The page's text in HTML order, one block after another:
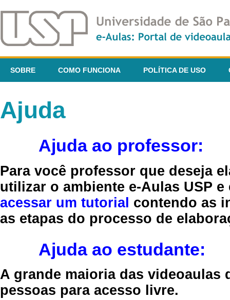
SOBRE COMO FUNCIONA POLÍTICA DE USO
Ajuda
Ajuda ao professor:
Para você professor que deseja
utilizar o ambiente e-Aulas USP
acessar um tutorial contendo as
as etapas do processo de
Ajuda ao estudante:
A grande maioria das videoaulas
pessoas para acesso livre.